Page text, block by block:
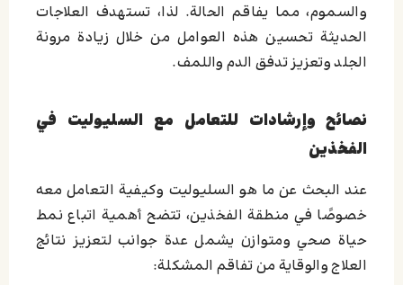
والسموم، مما يفاقم الحالة. لذا، تستهدف العلاجات
الحديثة تحسين هذه العوامل من خلال زيادة مرونة
الجلد وتعزيز تدفق الدم واللمف.
نصائح وإرشادات للتعامل مع السليوليت في
الفخذين
عند البحث عن ما هو السليوليت وكيفية التعامل معه
خصوصًا في منطقة الفخذين، تتضح أهمية اتباع نمط
حياة صحي ومتوازن يشمل عدة جوانب لتعزيز نتائج
العلاج والوقاية من تفاقم المشكلة: